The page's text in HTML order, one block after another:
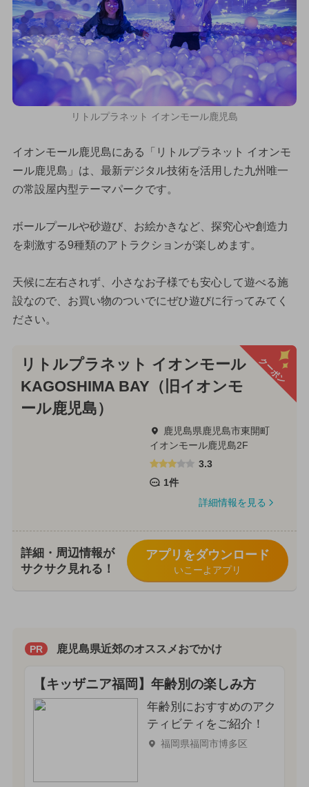
リトルプラネット イオンモール鹿児島
イオンモール鹿児島にある「リトルプラネット イオンモ
ール鹿児島」は、最新デジタル技術を活用した九州唯一
の常設屋内型テーマパークです。
ボールプールや砂遊び、お絵かきなど、探究心や創造力
を刺激する9種類のアトラクションが楽しめます。
天候に左右されず、小さなお子様でも安心して遊べる施
設なので、お買い物のついでにぜひ遊びに行ってみてく
ださい。
クーポン
リトルプラネット イオンモール
KAGOSHIMA BAY（旧イオンモ
ール鹿児島）
鹿児島県鹿児島市東開町
イオンモール鹿児島2F
3.3
1件
詳細情報を見る
詳細・周辺情報が
サクサク見れる！
アプリをダウンロード
いこーよアプリ
PR 鹿児島県近郊のオススメおでかけ
【キッザニア福岡】年齢別の楽しみ方
年齢別におすすめのアク
ティビティをご紹介！
福岡県福岡市博多区